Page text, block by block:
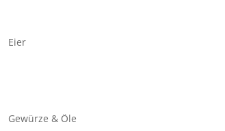
Eier
Gewürze & Öle